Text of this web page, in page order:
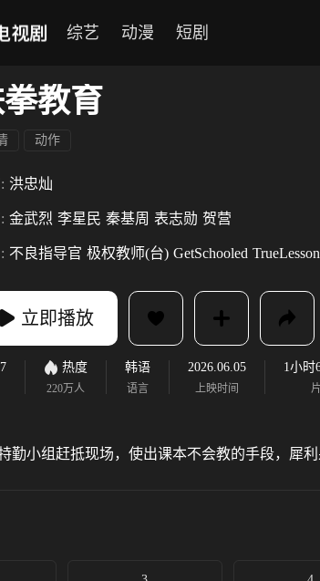
视剧 综艺 动漫 短剧
教育
动作
洪忠灿
金武烈 李星民 秦基周 表志勋 贺营
不良指导官 极权教师(台) GetSchooled
立即播放
热度
220万人
韩语
语言
2026.06.05
上映时间
1小时
勤小组赶抵现场，使出课本不会教的手段，犀